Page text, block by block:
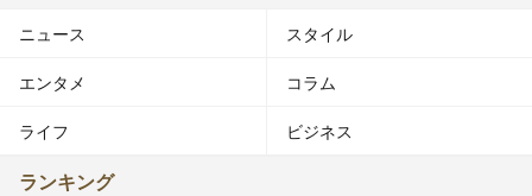
ニュース スタイル
エンタメ コラム
ライフ ビジネス
ランキング